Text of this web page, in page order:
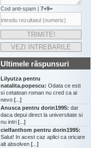
Cod anti-spam | 7+9=
Ultimele răspunsuri
Lilyutza pentru
natalita.popescu: Odata ce esti
si cetatean roman nu cred ca ai
nevo [...]
Anusca pentru dorin1995: dar
daca depui direct la universitate si
nu intri [...]
cielfanthom pentru dorin1995:
Salut! In acest caz aplici ca oricare
alt absolven [...]